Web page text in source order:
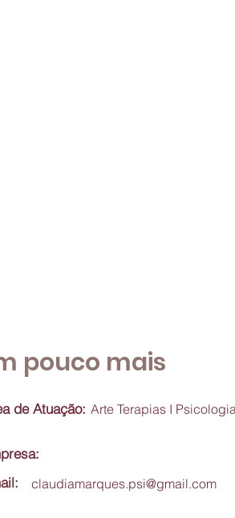
pouco mais
claudiamarques.psi@gmail.com
de Atuação: Arte Terapias I